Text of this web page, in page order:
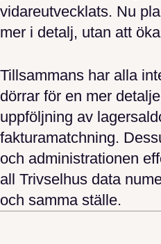
vidareutvecklats. Nu
mer i detalj, utan att
Tillsammans har alla
dörrar för en mer
uppföljning av
fakturamatchning.
och administrationen
all Trivselhus data
och samma ställe.